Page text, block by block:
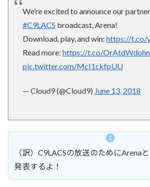
We’re excited to announce our
#C9LACS broadcast, Arena!
Download, play, and win: https://t.co/
Read more: https://t.co/OrAtdWdohn
pic.twitter.com/McI1ckfpUU
— Cloud9 (@Cloud9) June 13, 2018
（訳）C9LACSの放送のためにArena
発表するよ！